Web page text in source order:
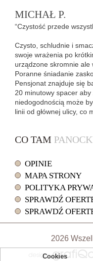
MICHAŁ P.
“Czystość przede
Czysto, schludnie i
swoje wrażenia po
urządzone skromnie ale
Poranne śniadanie
Pensjonat znajduje się
20 minutowy spacer
niedogodnością może
linii od głównej ulicy, co
CO TAM
OPINIE
MAPA STRONY
POLITYKA
SPRAWDŹ
SPRAWDŹ
2026
Cookies